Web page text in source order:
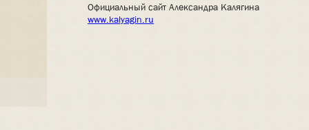
Официальный сайт Александра Калягина
www.kalyagin.ru